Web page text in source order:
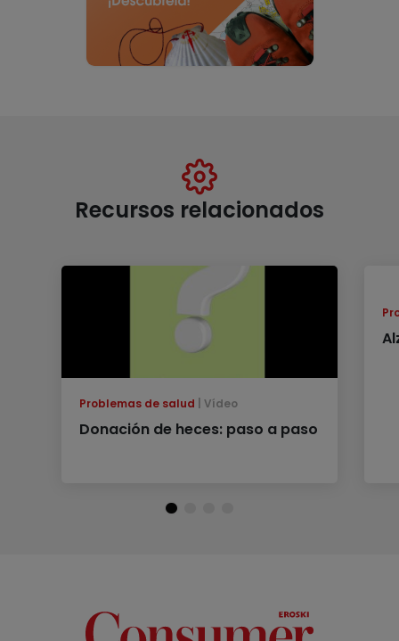
Recursos relacionados
Problemas de salud Vídeo
Donación de heces: paso a paso